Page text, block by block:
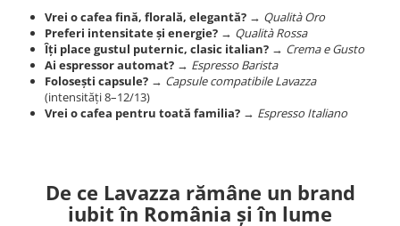
Vrei o cafea fină, florală, elegantă? → Qualità Oro
Preferi intensitate și energie? → Qualità Rossa
Îți place gustul puternic, clasic italian? → Crema e Gusto
Ai espressor automat? → Espresso Barista
Folosești capsule? → Capsule compatibile Lavazza
(intensități 8–12/13)
Vrei o cafea pentru toată familia? → Espresso Italiano
De ce Lavazza rămâne un brand
iubit în România și în lume